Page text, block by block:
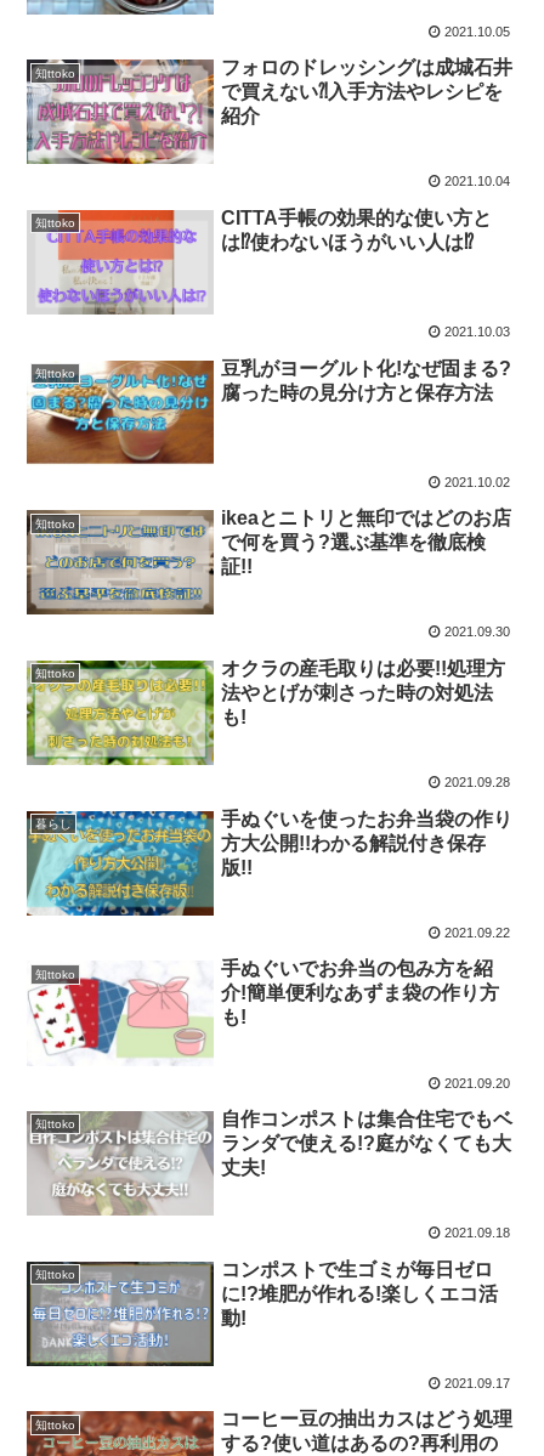
2021.10.05
知ttoko
フォロのドレッシングは成城石井
で買えない⁈入手方法やレシピを
紹介
2021.10.04
知ttoko
CITTA手帳の効果的な使い方と
は⁉使わないほうがいい人は⁉
2021.10.03
知ttoko
豆乳がヨーグルト化!なぜ固まる?
腐った時の見分け方と保存方法
2021.10.02
知ttoko
ikeaとニトリと無印ではどのお店
で何を買う?選ぶ基準を徹底検
証!!
2021.09.30
知ttoko
オクラの産毛取りは必要!!処理方
法やとげが刺さった時の対処法
も!
2021.09.28
暮らし
手ぬぐいを使ったお弁当袋の作り
方大公開!!わかる解説付き保存
版!!
2021.09.22
知ttoko
手ぬぐいでお弁当の包み方を紹
介!簡単便利なあずま袋の作り方
も!
2021.09.20
知ttoko
自作コンポストは集合住宅でもベ
ランダで使える!?庭がなくても大
丈夫!
2021.09.18
知ttoko
コンポストで生ゴミが毎日ゼロ
に!?堆肥が作れる!楽しくエコ活
動!
2021.09.17
知ttoko
コーヒー豆の抽出カスはどう処理
する?使い道はあるの?再利用の